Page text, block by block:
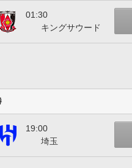
浦和レッズ
01:30
キングサウード
アル ヒラル
19:00
埼玉